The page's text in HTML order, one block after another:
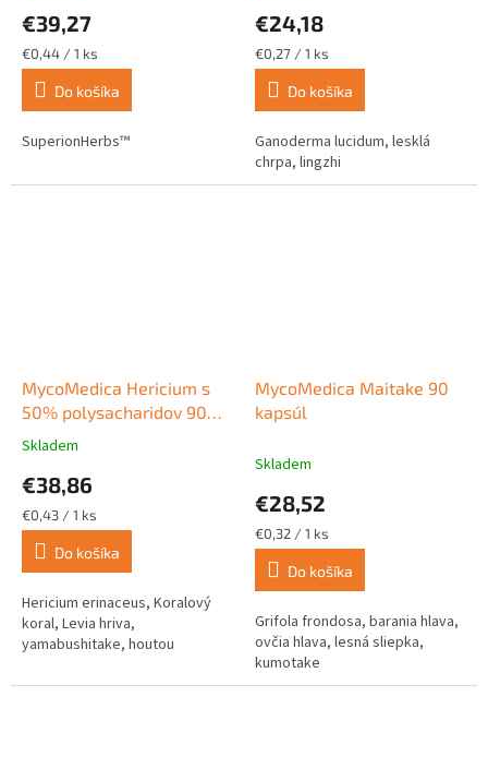
produktu
je
5,0
5
hviezdičiek.
€39,27
Jednotková
cena:
€0,44 / 1 ks
Do košíka
SuperionHerbs™
produktu
je
5,0
5
hviezdičiek.
€24,18
Jednotková
cena:
€0,27 / 1 ks
Do košíka
Ganoderma lucidum, lesklá
chrpa, lingzhi
MycoMedica Hericium s
50% polysacharidov 90
kapsúl
Priemerné
produktu
je
5,0
5
hviezdičiek.
Skladem
€38,86
Jednotková
cena:
€0,43 / 1 ks
Do košíka
Hericium erinaceus, Koralový
koral, Levia hriva,
yamabushitake, houtou
MycoMedica Maitake 90
kapsúl
Skladem
€28,52
Jednotková
cena:
€0,32 / 1 ks
Do košíka
Grifola frondosa, barania hlava,
ovčia hlava, lesná sliepka,
kumotake